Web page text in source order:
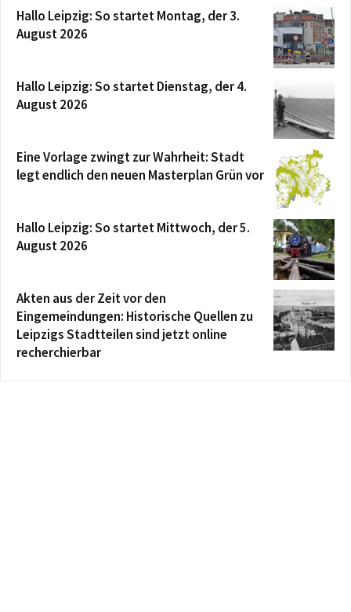
Hallo Leipzig: So startet Montag, der 3.
August 2026
Hallo Leipzig: So startet Dienstag, der 4.
August 2026
Eine Vorlage zwingt zur Wahrheit: Stadt
legt endlich den neuen Masterplan Grün vor
Hallo Leipzig: So startet Mittwoch, der 5.
August 2026
Akten aus der Zeit vor den
Eingemeindungen: Historische Quellen zu
Leipzigs Stadtteilen sind jetzt online
recherchierbar